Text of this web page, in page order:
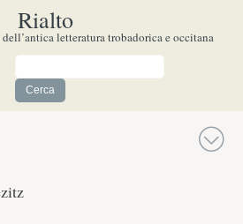
Rialto
letteratura trobadorica e occitana